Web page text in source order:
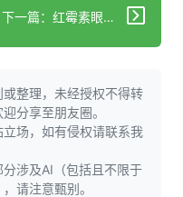
下一篇：红霉素眼膏使用有哪些误区？快来看规避指南！
整理，未经授权不得转
分享至朋友圈。
场，如有侵权请联系我
涉及AI（包括且不限于
请注意甄别。